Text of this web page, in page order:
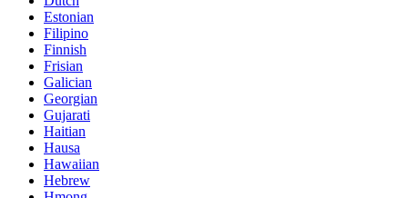
Estonian
Filipino
Finnish
Frisian
Galician
Georgian
Gujarati
Haitian
Hausa
Hawaiian
Hebrew